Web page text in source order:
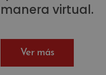
manera virtual.
Ver más